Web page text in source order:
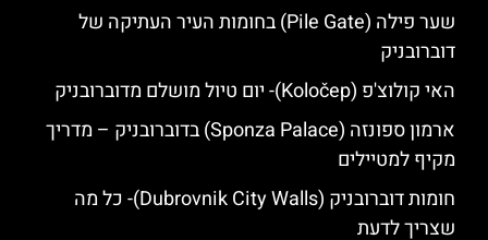
שער פילה (Pile Gate) בחומות העיר העתיקה של
דוברובניק
האי קולוצ'פ (Koločep)- יום טיול מושלם מדוברובניק
ארמון ספונזה (Sponza Palace) בדוברובניק – מדריך
מקיף למטיילים
חומות דוברובניק (Dubrovnik City Walls)- כל מה
שצריך לדעת